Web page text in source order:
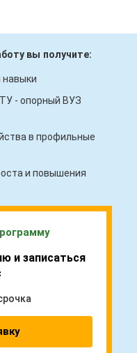
вы получите:
навыки
- опорный ВУЗ
в профильные
и повышения
и записаться